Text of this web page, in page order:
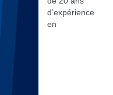
d’expérience
en